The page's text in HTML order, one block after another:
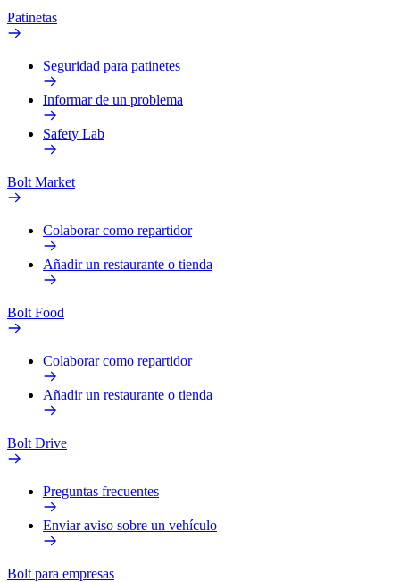
Patinetas
Seguridad para patinetes
Informar de un problema
Safety Lab
Bolt Market
Colaborar como repartidor
Añadir un restaurante o tienda
Bolt Food
Colaborar como repartidor
Añadir un restaurante o tienda
Bolt Drive
Preguntas frecuentes
Enviar aviso sobre un vehículo
Bolt para empresas